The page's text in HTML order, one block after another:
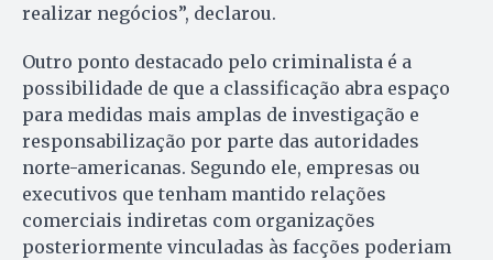
realizar negócios”, declarou.
Outro ponto destacado pelo criminalista é a
possibilidade de que a classificação abra espaço
para medidas mais amplas de investigação e
responsabilização por parte das autoridades
norte-americanas. Segundo ele, empresas ou
executivos que tenham mantido relações
comerciais indiretas com organizações
posteriormente vinculadas às facções poderiam